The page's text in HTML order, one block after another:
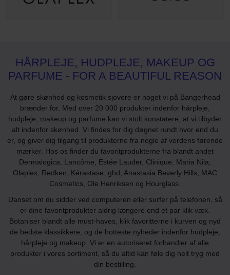
HÅRPLEJE, HUDPLEJE, MAKEUP OG
PARFUME - FOR A BEAUTIFUL REASON
At gøre skønhed og kosmetik sjovere er noget vi på Bangerhead
brænder for. Med over 20 000 produkter indenfor hårpleje,
hudpleje, makeup og parfume kan vi stolt konstatere, at vi tilbyder
alt indenfor skønhed. Vi findes for dig døgnet rundt hvor end du
er, og giver dig tilgang til produkterne fra nogle af verdens førende
mærker. Hos os finder du favoritprodukterne fra blandt andet
Dermalogica, Lancôme, Estée Lauder, Clinique, Maria Nila,
Olaplex, Redken, Kérastase, ghd, Anastasia Beverly Hills, MAC
Cosmetics, Ole Henriksen og Hourglass.
Uanset om du sidder ved computeren eller surfer på telefonen, så
er dine favoritprodukter aldrig længere end et par klik væk.
Botaniser blandt alle must-haves, klik favoritterne i kurven og nyd
de bedste klassikkere, og de hotteste nyheder indenfor hudpleje,
hårpleje og makeup. Vi er en autoriseret forhandler af alle
produkter i vores sortiment, så du altid kan føle dig helt tryg med
din bestilling.